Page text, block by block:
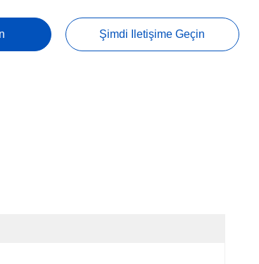
Şimdi Iletişime Geçin